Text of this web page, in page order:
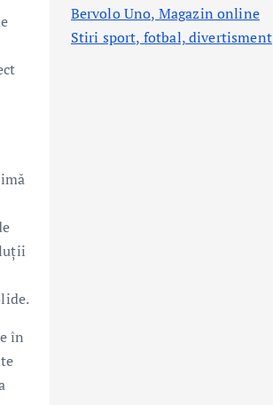
în
Bervolo Uno, Magazin online
Stiri sport, fotbal,divertisment